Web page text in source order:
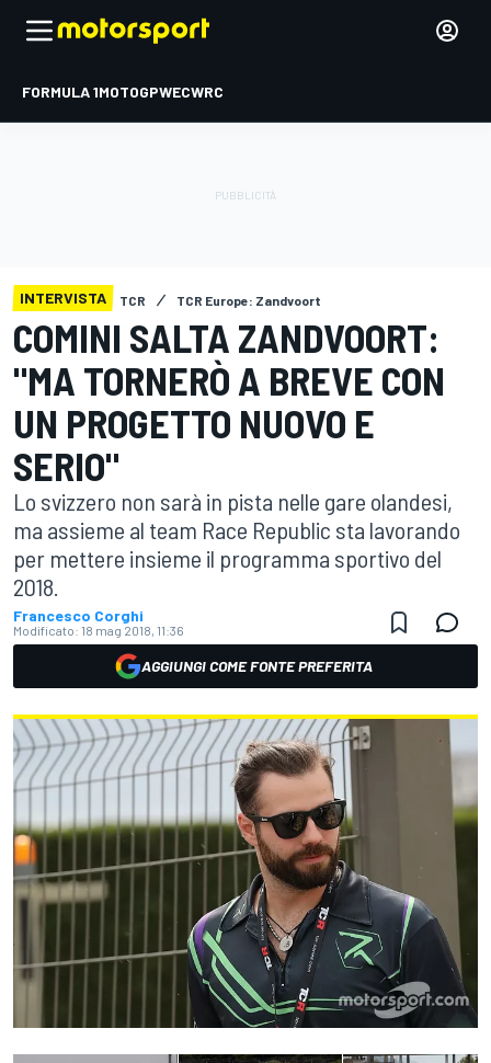
FORMULA 1MOTOGPWECWRC
INTERVISTA TCR TCR Europe: Zandvoort
COMINI SALTA ZANDVOORT:
"MA TORNERÒ A BREVE CON
UN PROGETTO NUOVO E
SERIO"
Lo svizzero non sarà in pista nelle gare olandesi,
ma assieme al team Race Republic sta lavorando
per mettere insieme il programma sportivo del
2018.
Francesco Corghi
Modificato: 18 mag 2018, 11:36
AGGIUNGI COME FONTE PREFERITA